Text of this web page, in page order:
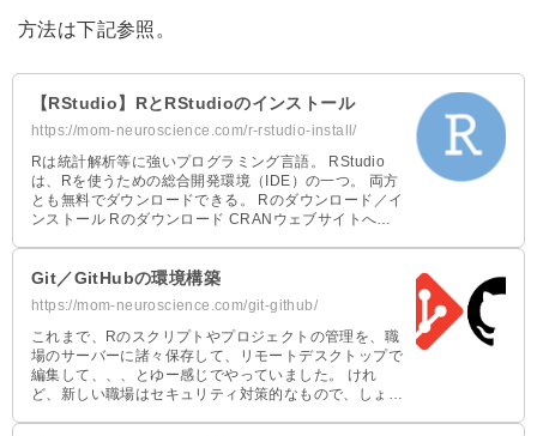
方法は下記参照。
【RStudio】RとRStudioのインストール
https://mom-neuroscience.com/r-rstudio-install/
Rは統計解析等に強いプログラミング言語。 RStudio
は、Rを使うための総合開発環境（IDE）の一つ。 両方
とも無料でダウンロードできる。 Rのダウンロード／イ
ンストール Rのダウンロード CRANウェブサイトへ。
Git／GitHubの環境構築
https://mom-neuroscience.com/git-github/
これまで、Rのスクリプトやプロジェクトの管理を、職
場のサーバーに諸々保存して、リモートデスクトップで
編集して、、、とゆー感じでやっていました。 けれ
ど、新しい職場はセキュリティ対策的なもので、しょっ